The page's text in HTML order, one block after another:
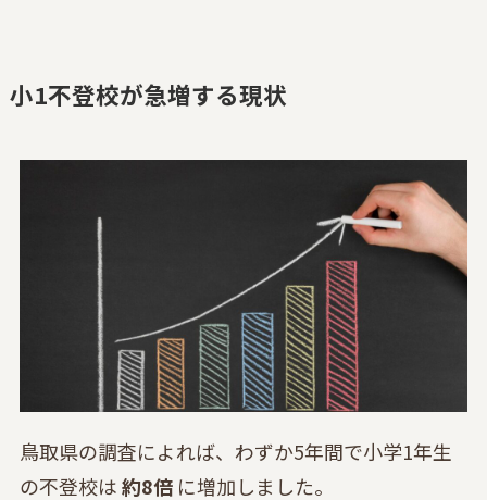
小1不登校が急増する現状
鳥取県の調査によれば、わずか5年間で小学1年生
の不登校は約8倍に増加しました。